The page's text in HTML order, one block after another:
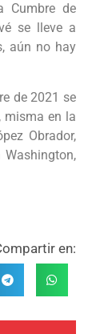
Cumbre de
se lleve a
aún no hay
de 2021 se
misma en la
Obrador,
Washington,
en: